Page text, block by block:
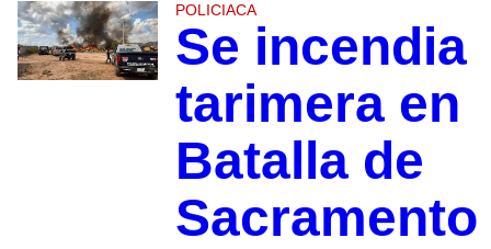
POLICIACA
Se incendia
tarimera en
Batalla de
Sacramento